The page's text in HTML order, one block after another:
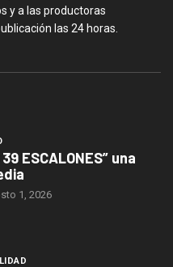
y a las productoras
las 24 horas.
39 ESCALONES” una
1, 2026